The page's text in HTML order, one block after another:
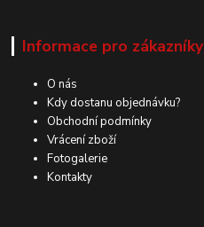
Informace pro zákazníky
O nás
Kdy dostanu objednávku?
Obchodní podmínky
Vrácení zboží
Fotogalerie
Kontakty